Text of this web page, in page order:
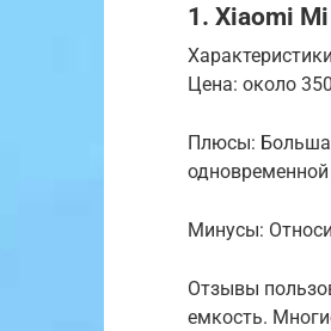
1. Xiaomi
Цена: около
Плюсы:
Минусы:
Отзывы
емкость.